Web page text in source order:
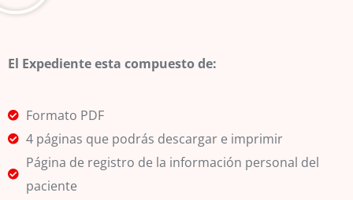
El Expediente esta compuesto de:
Formato PDF
4 páginas que podrás descargar e imprimir
Página de registro de la información personal del
paciente